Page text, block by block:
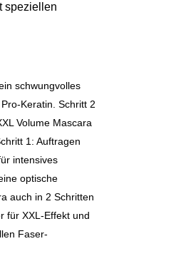
speziellen
schwungvolles
Keratin. Schritt 2
Volume Mascara
1: Auftragen
intensives
optische
auch in 2 Schritten
für XXL-Effekt und
Faser-